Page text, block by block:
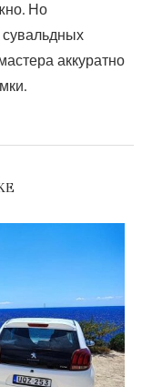
Но
аккуратно